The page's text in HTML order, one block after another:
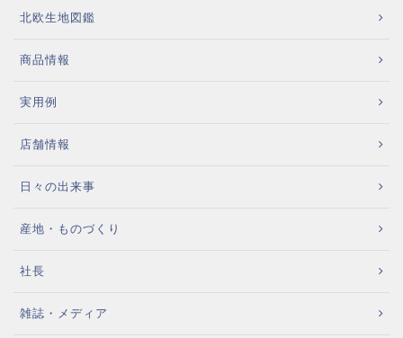
北欧生地図鑑
商品情報
実用例
店舗情報
日々の出来事
産地・ものづくり
社長
雑誌・メディア